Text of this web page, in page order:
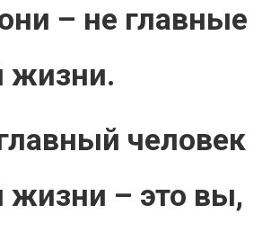
– не главные
жизни.
человек
жизни – это вы,